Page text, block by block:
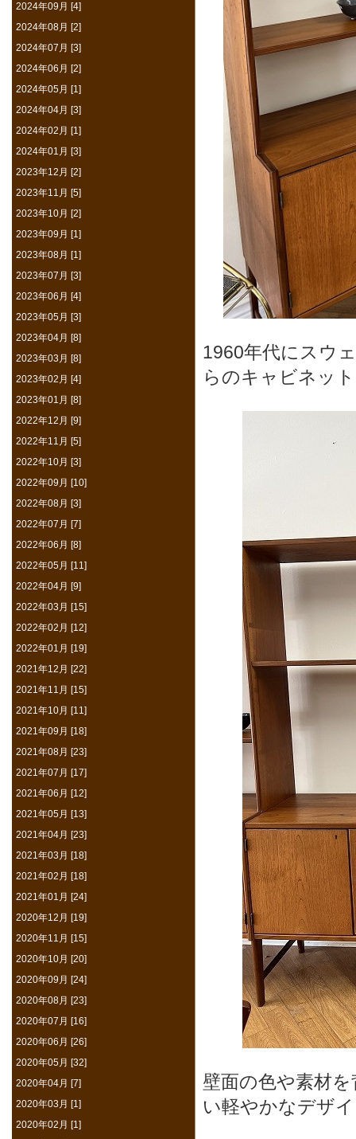
1960年代にスウ
らのキャビネッ
壁面の色や素材
い軽やかなデザ
2024年09月 [4]
2024年08月 [2]
2024年07月 [3]
2024年06月 [2]
2024年05月 [1]
2024年04月 [3]
2024年02月 [1]
2024年01月 [3]
2023年12月 [2]
2023年11月 [5]
2023年10月 [2]
2023年09月 [1]
2023年08月 [1]
2023年07月 [3]
2023年06月 [4]
2023年05月 [3]
2023年04月 [8]
2023年03月 [8]
2023年02月 [4]
2023年01月 [8]
2022年12月 [9]
2022年11月 [5]
2022年10月 [3]
2022年09月 [10]
2022年08月 [3]
2022年07月 [7]
2022年06月 [8]
2022年05月 [11]
2022年04月 [9]
2022年03月 [15]
2022年02月 [12]
2022年01月 [19]
2021年12月 [22]
2021年11月 [15]
2021年10月 [11]
2021年09月 [18]
2021年08月 [23]
2021年07月 [17]
2021年06月 [12]
2021年05月 [13]
2021年04月 [23]
2021年03月 [18]
2021年02月 [18]
2021年01月 [24]
2020年12月 [19]
2020年11月 [15]
2020年10月 [20]
2020年09月 [24]
2020年08月 [23]
2020年07月 [16]
2020年06月 [26]
2020年05月 [32]
2020年04月 [7]
2020年03月 [1]
2020年02月 [1]